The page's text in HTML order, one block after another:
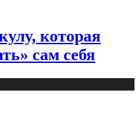
которая
сам себя